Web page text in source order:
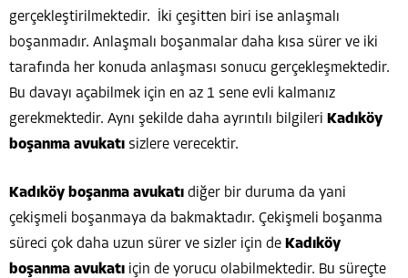
gerçekleştirilmektedir. İki çeşitten biri ise anlaşmalı
boşanmadır. Anlaşmalı boşanmalar daha kısa sürer ve iki
tarafında her konuda anlaşması sonucu gerçekleşmektedir.
Bu davayı açabilmek için en az 1 sene evli kalmanız
gerekmektedir. Aynı şekilde daha ayrıntılı bilgileri Kadıköy
boşanma avukatı sizlere verecektir.
Kadıköy boşanma avukatı diğer bir duruma da yani
çekişmeli boşanmaya da bakmaktadır. Çekişmeli boşanma
süreci çok daha uzun sürer ve sizler için de Kadıköy
boşanma avukatı için de yorucu olabilmektedir. Bu süreçte